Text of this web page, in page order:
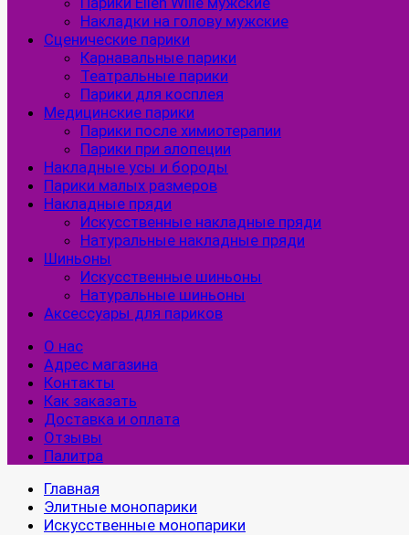
Накладки на голову мужские
Сценические парики
Карнавальные парики
Театральные парики
Парики для косплея
Медицинские парики
Парики после химиотерапии
Парики при алопеции
Накладные усы и бороды
Парики малых размеров
Накладные пряди
Искусственные накладные пряди
Натуральные накладные пряди
Шиньоны
Искусственные шиньоны
Натуральные шиньоны
Аксессуары для париков
О нас
Адрес магазина
Контакты
Как заказать
Доставка и оплата
Отзывы
Палитра
Главная
Элитные монопарики
Искусственные монопарики